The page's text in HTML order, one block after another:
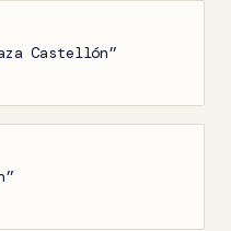
Castellón”